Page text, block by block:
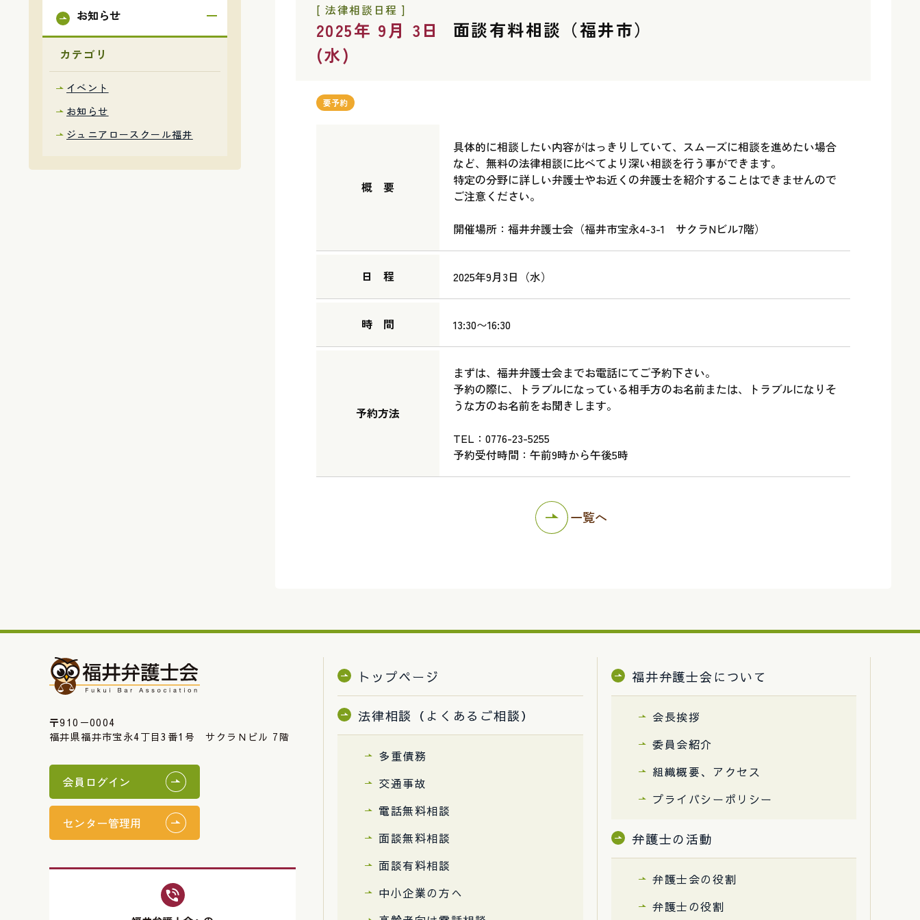
お知らせ
カテゴリ
イベント
お知らせ
ジュニアロースクール福井
[ 法律相談日程 ]
2025年 9月 3日
(水)
面談有料相談（福井市）
要予約
概 要
具体的に相談したい内容がはっきりしていて、スムーズに相談を進めたい場合
など、無料の法律相談に比べてより深い相談を行う事ができます。
特定の分野に詳しい弁護士やお近くの弁護士を紹介することはできませんので
ご注意ください。
開催場所：福井弁護士会（福井市宝永4-3-1 サクラNビル7階）
日 程 2025年9月3日（水）
時 間 13:30〜16:30
予約方法
まずは、福井弁護士会までお電話にてご予約下さい。
予約の際に、トラブルになっている相手方のお名前または、トラブルになりそ
うな方のお名前をお聞きします。
TEL：0776-23-5255
予約受付時間：午前9時から午後5時
一覧へ
〒910－0004
福井県福井市宝永4丁目3番1号 サクラＮビル 7階
会員ログイン
センター管理用
トップページ
法律相談（よくあるご相談）
多重債務
交通事故
電話無料相談
面談無料相談
面談有料相談
中小企業の方へ
福井弁護士会について
会長挨拶
委員会紹介
組織概要、アクセス
プライバシーポリシー
弁護士の活動
弁護士会の役割
弁護士の役割